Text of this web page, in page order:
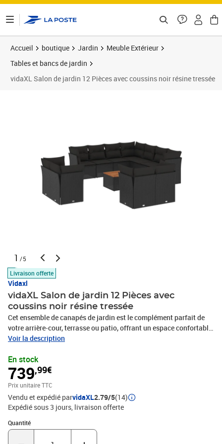
Accueil boutique Jardin
Meuble Extérieur
Tables et bancs de jardin
vidaXL Salon de jardin 12 Pièces avec coussins noir résine tressée
1 /5
Livraison offerte
Vidaxl
vidaXL Salon de jardin 12 Pièces avec
coussins noir résine tressée
Cet ensemble de canapés de jardin est le complément parfait de
votre arrière-cour, terrasse ou patio, offrant un espace confortable
et accueillant pour discuter avec la famille et les amis ou
la résine tressée, également connue sous le nom de poly rotin, est
un matériau synthétique solide et nécessitant peu d'entretien qui
ressemble au rotin naturel. Il est léger, facile à nettoyer et
couramment utilisé pour les meubles d'extérieur en raison de sa
durabilité et de ses propriétés de résistance aux
intempéries.Expérience d'assise confortable : ce mobilier
d'extérieur, doté de coussins épais, offre une expérience d'assise
confortable.Dessus stable et facile à nettoyer : cette table de
Voir la description
En stock
739,99€
Prix unitaire TTC
Vendu et expédié parvidaXL2.79/5(14)
Expédié sous 3 jours livraison offerte
Quantité
Quantité : 1